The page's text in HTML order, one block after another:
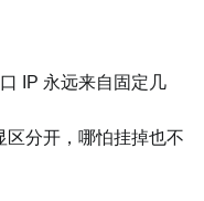
IP 永远来自固定几
区分开，哪怕挂掉也不